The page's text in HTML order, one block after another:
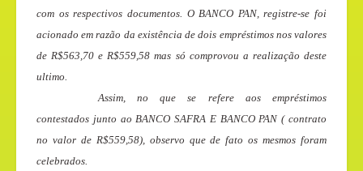
com os respectivos documentos. O BANCO PAN, registre-se foi
acionado em razão da existência de dois empréstimos nos valores
de R$563,70 e R$559,58 mas só comprovou a realização deste
ultimo.
Assim, no que se refere aos empréstimos
contestados junto ao BANCO SAFRA E BANCO PAN ( contrato
no valor de R$559,58), observo que de fato os mesmos foram
celebrados.